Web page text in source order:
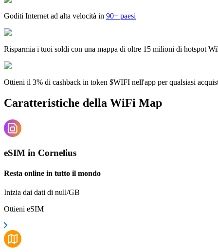
Goditi Internet ad alta velocità in 90+ paesi
Risparmia i tuoi soldi con una mappa di oltre 15 milioni di hotspot
Ottieni il 3% di cashback in token $WIFI nell'app per qualsiasi
Caratteristiche della WiFi Map
eSIM in Cornelius
Resta online in tutto il mondo
Inizia dai dati di null/GB
Ottieni eSIM